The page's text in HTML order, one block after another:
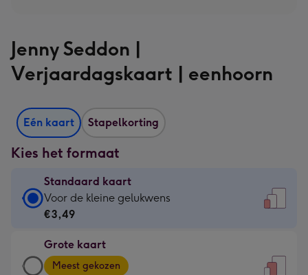
Jenny Seddon |
Verjaardagskaart | eenhoorn
Eén kaart Stapelkorting
Kies het formaat
Standaard kaart
Standaard
kaart
€3,49
-
Voor de kleine gelukwens
€3,49
Grote kaart
Grote
Meest gekozen